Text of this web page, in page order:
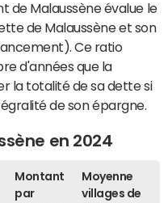
de Malaussène évalue le
de Malaussène et son
Ce ratio
d'années que la
la totalité de sa dette si
de son épargne.
en 2024
Montant
par
Moyenne
villages de